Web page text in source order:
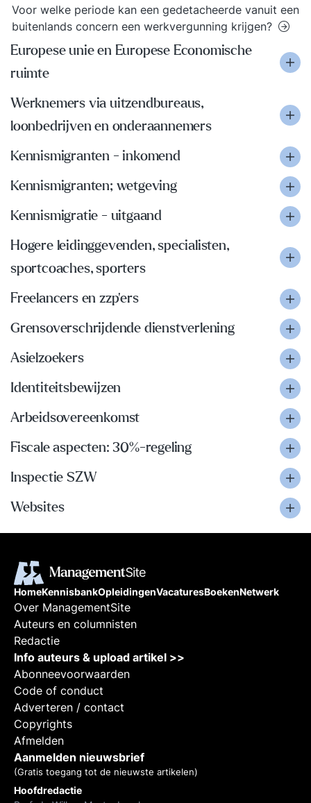
Voor welke periode kan een gedetacheerde vanuit een
buitenlands concern een werkvergunning krijgen?
Europese unie en Europese Economische
ruimte
Werknemers via uitzendbureaus,
loonbedrijven en onderaannemers
Kennismigranten - inkomend
Kennismigranten; wetgeving
Kennismigratie - uitgaand
Hogere leidinggevenden, specialisten,
sportcoaches, sporters
Freelancers en zzp'ers
Grensoverschrijdende dienstverlening
Asielzoekers
Identiteitsbewijzen
Arbeidsovereenkomst
Fiscale aspecten: 30%-regeling
Inspectie SZW
Websites
HomeKennisbankOpleidingenVacaturesBoekenNetwerk
Over ManagementSite
Auteurs en columnisten
Redactie
Info auteurs & upload artikel >>
Abonneevoorwaarden
Code of conduct
Adverteren / contact
Copyrights
Afmelden
Aanmelden nieuwsbrief
(Gratis toegang tot de nieuwste artikelen)
Hoofdredactie